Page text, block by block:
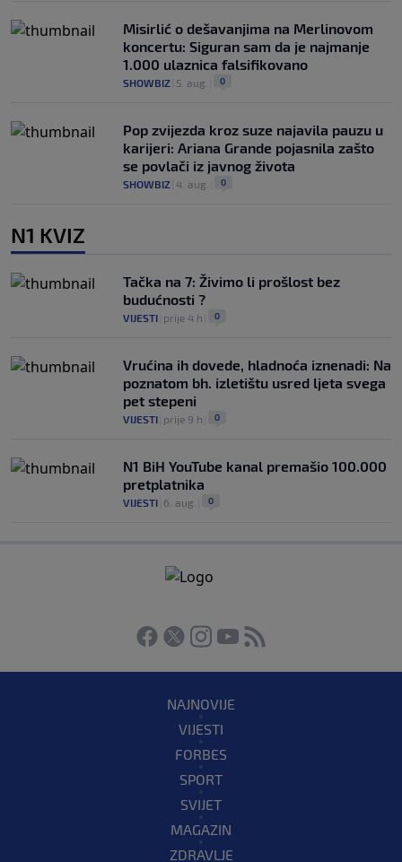
Misirlić o dešavanjima na Merlinovom
koncertu: Siguran sam da je najmanje
1.000 ulaznica falsifikovano
SHOWBIZ 5. aug. 0
Pop zvijezda kroz suze najavila pauzu u
karijeri: Ariana Grande pojasnila zašto
se povlači iz javnog života
SHOWBIZ 4. aug. 0
N1 KVIZ
Tačka na 7: Živimo li prošlost bez
budućnosti ?
VIJESTI prije 4 h 0
Vrućina ih dovede, hladnoća iznenadi: Na
poznatom bh. izletištu usred ljeta svega
pet stepeni
VIJESTI prije 9 h 0
N1 BiH YouTube kanal premašio 100.000
pretplatnika
VIJESTI 6. aug. 0
NAJNOVIJE
VIJESTI
FORBES
SPORT
SVIJET
MAGAZIN
ZDRAVLJE